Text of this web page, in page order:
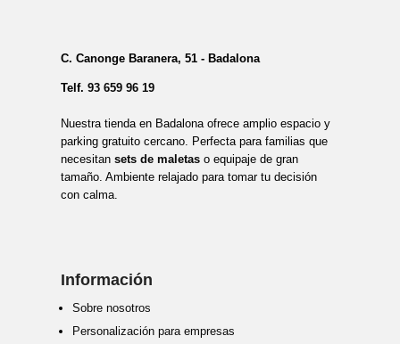
C. Canonge Baranera, 51 - Badalona
Telf. 93 659 96 19
Nuestra tienda en Badalona ofrece amplio espacio y
parking gratuito cercano. Perfecta para familias que
necesitan sets de maletaso equipaje de gran
tamaño. Ambiente relajado para tomar tu decisión
con calma.
Información
Sobre nosotros
Personalización para empresas